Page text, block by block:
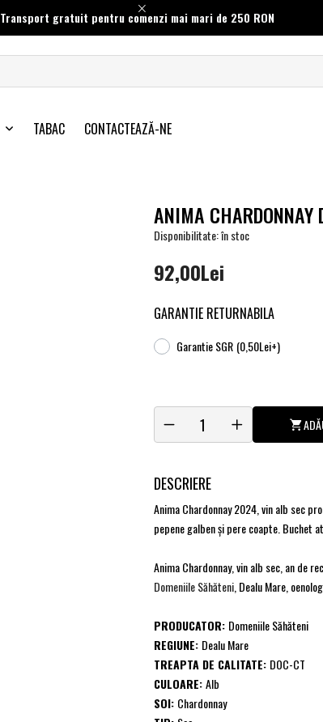
Transport gratuit pentru comenzi mai mari de 250 RON
TABAC CONTACTEAZĂ-NE
ANIMA CHARDONNAY
Disponibilitate: în stoc
92,00Lei
GARANTIE RETURNABILA
Garantie SGR (0,50Lei+)
DESCRIERE
Anima Chardonnay 2024, vin alb sec
pepene galben și pere coapte. Buchet
Anima Chardonnay, vin alb sec, an de
Domeniile Săhăteni , Dealu Mare,
PRODUCATOR: Domeniile Săhăteni
REGIUNE: Dealu Mare
TREAPTA DE CALITATE: DOC-CT
CULOARE:Alb
SOI: Chardonnay